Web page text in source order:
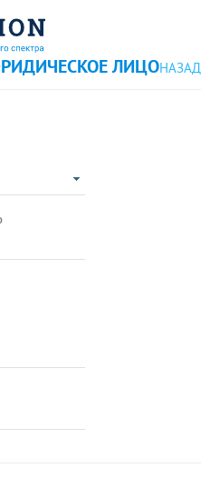
ЛИЦОНАЗАД